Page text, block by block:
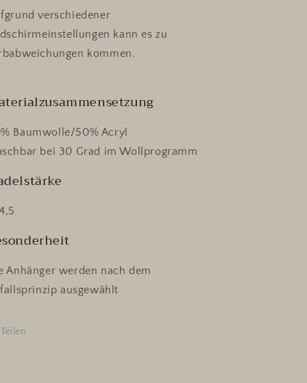
verschiedener
kann es zu
kommen.
Baumwolle/50% Acryl
bei 30 Grad im Wollprogramm
Anhänger werden nach dem
ausgewählt
Teilen